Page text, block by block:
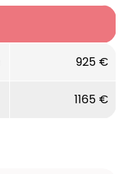
925 €
1165 €